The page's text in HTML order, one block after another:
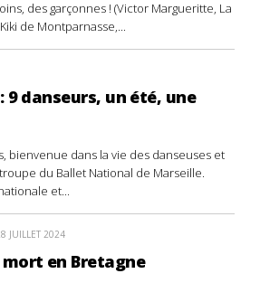
des garçonnes ! (Victor Margueritte, La
de Montparnasse,...
9 danseurs, un été, une
bienvenue dans la vie des danseuses et
du Ballet National de Marseille.
et...
JUILLET 2024
en Bretagne